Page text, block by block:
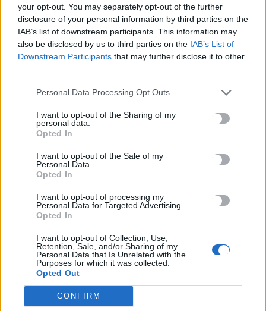
your opt-out. You may separately opt-out of the further
disclosure of your personal information by third parties on the
IAB’s list of downstream participants. This information may
also be disclosed by us to third parties on the IAB’s List of
Downstream Participants that may further disclose it to other
Personal Data Processing Opt Outs
I want to opt-out of the Sharing of my
personal data.
Opted In
I want to opt-out of the Sale of my
Personal Data.
Opted In
I want to opt-out of processing my
Personal Data for Targeted Advertising.
Opted In
I want to opt-out of Collection, Use,
Retention, Sale, and/or Sharing of my
Personal Data that Is Unrelated with the
Purposes for which it was collected.
Opted Out
CONFIRM
9 Ιουλίου, 2026
Μην χάνεις είδηση. Βάλε τοCRETA24στην
Google
ΡΟΗ ΕΙΔΗΣΕΩΝ
Ευρωπαϊκό Πρωτάθλημα Στίβου: Στον τελικό ο Μίλτος
Τεντόγλου – «Πέταξε» στα 8.26μ
10 Αυγούστου, 2026
Αυγενάκης: Να επανεξεταστεί ουσιαστικά το νέο Ειδικό
με ειδική μέριμνα για την Κρήτη
10 Αυγούστου, 2026
Με τι καιρό θα γιορτάσουμε τον Δεκαπενταύγουστο